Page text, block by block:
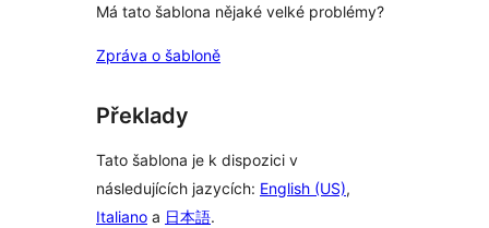
Má tato šablona nějaké velké problémy?
Zpráva o šabloně
Překlady
Tato šablona je k dispozici v
následujících jazycích: English (US),
Italiano a 日本語.